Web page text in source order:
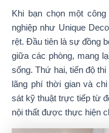
Khi bạn chọn một
nghiệp như Unique
rệt. Đầu tiên là sự đồng
giữa các phòng, mang
sống. Thứ hai, tiến độ
lãng phí thời gian và
sát kỹ thuật trực tiếp từ
nội thất được thực hiện